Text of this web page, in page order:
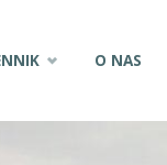
O NAS